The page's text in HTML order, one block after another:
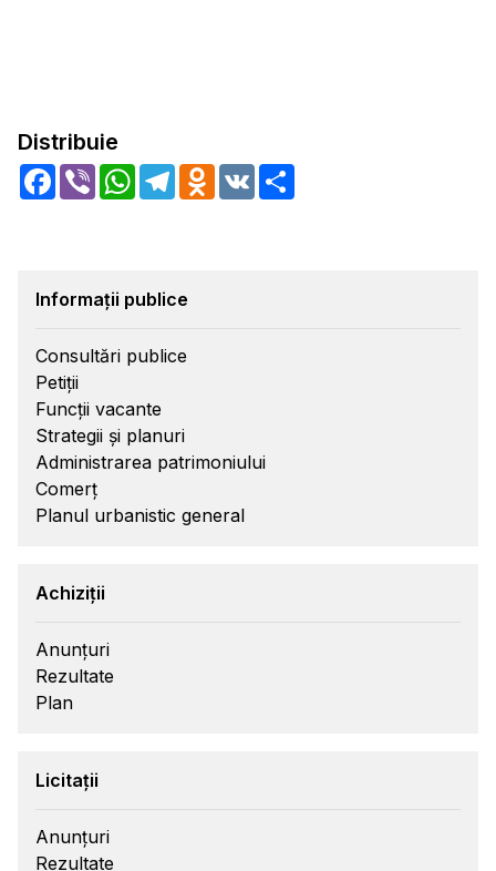
Distribuie
Facebook
Viber WhatsApp
TelegramOdnoklassniki
VK
Informații publice
Consultări publice
Petiții
Funcții vacante
Strategii și planuri
Administrarea patrimoniului
Comerț
Planul urbanistic general
Achiziții
Anunțuri
Rezultate
Plan
Licitații
Anunțuri
Rezultate